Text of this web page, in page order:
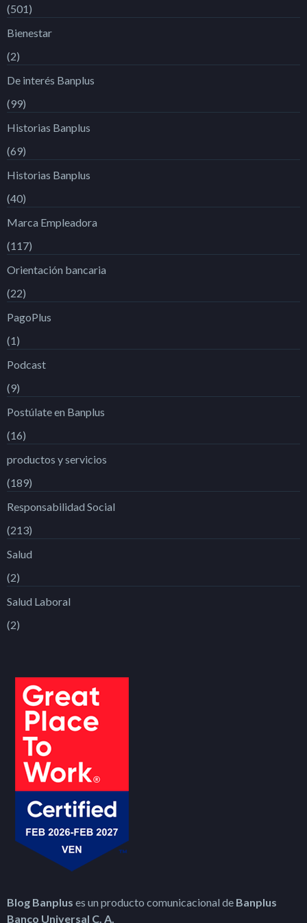
(501)
Bienestar
(2)
De interés Banplus
(99)
Historias Banplus
(69)
Historias Banplus
(40)
Marca Empleadora
(117)
Orientación bancaria
(22)
PagoPlus
(1)
Podcast
(9)
Postúlate en Banplus
(16)
productos y servicios
(189)
Responsabilidad Social
(213)
Salud
(2)
Salud Laboral
(2)
Blog Banplus es un producto comunicacional de Banplus
Banco Universal C. A.